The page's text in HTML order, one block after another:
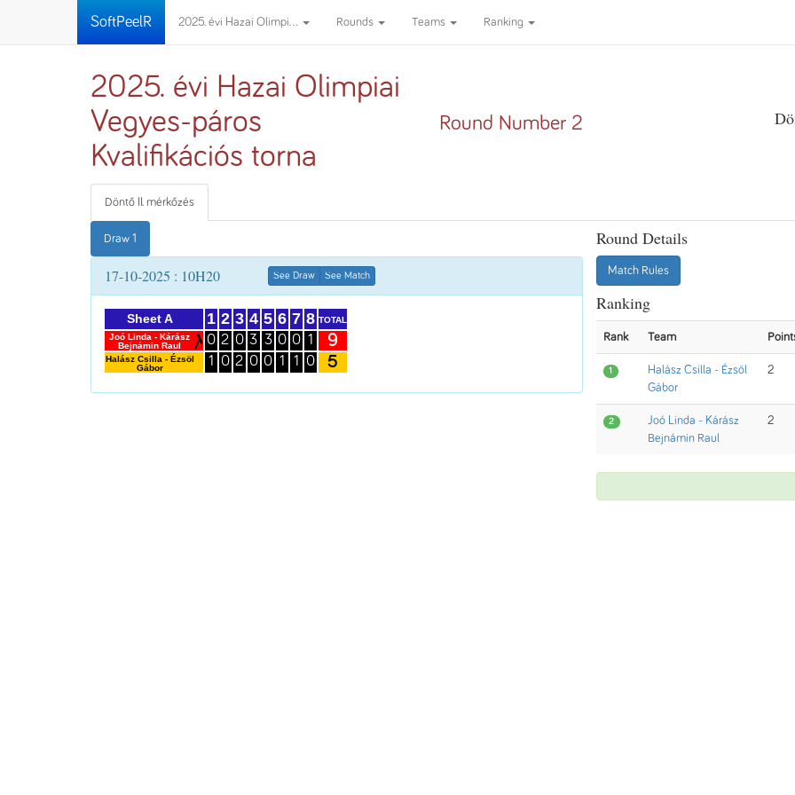
SoftPeelR 2025. évi Hazai Olimpi... Rounds Teams Ranking
2025. évi Hazai Olimpiai
Vegyes-páros
Kvalifikációs torna
Round Number 2
Döntő II. mérkőzés
Draw 1
17-10-2025 : 10H20 See Draw See Match
Sheet A
Joó Linda - Kárász
Bejnámin Raul
Halász Csilla - Ézsöl
Gábor
1
0
1
2
2
0
3
0
2
4
3
0
5
3
0
6
0
1
7
0
1
8
1
0
TOTAL
9
5
Round Details
Match Rules
Ranking
Rank Team
1
Halász Csilla - Ézsöl
Gábor
2
2
Joó Linda - Kárász
Bejnámin Raul
2